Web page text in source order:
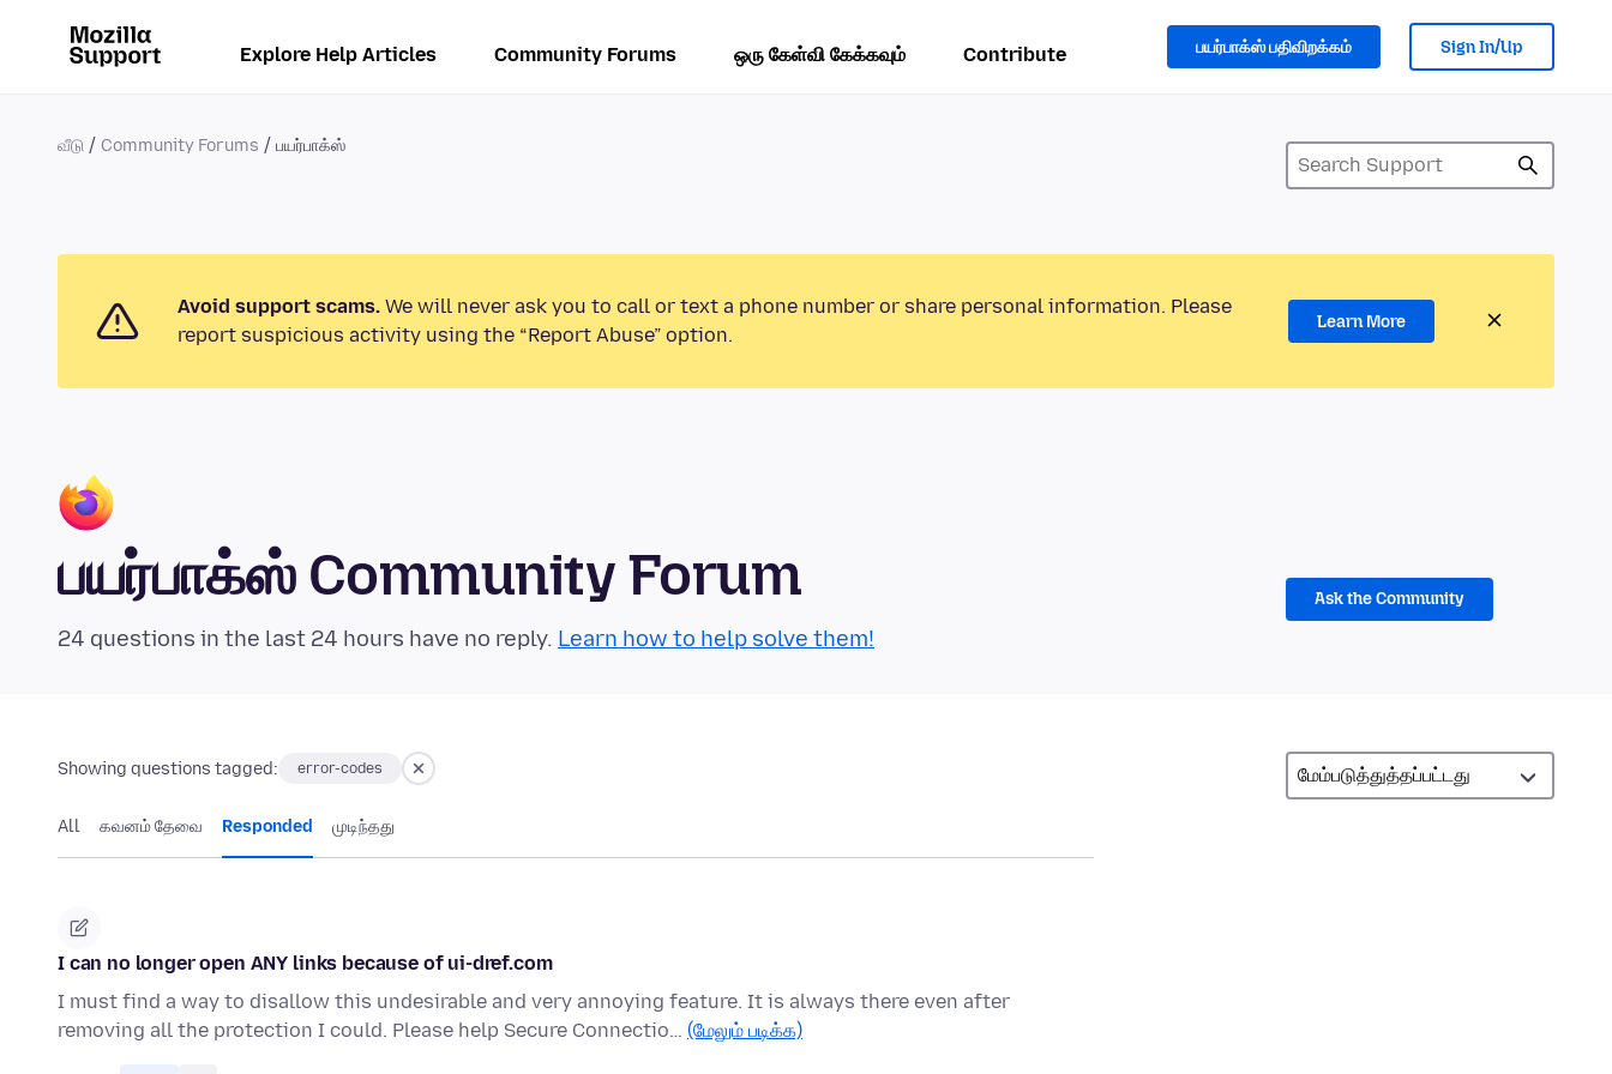
Explore Help Articles Community Forums ஒரு கேள்வி கேக்கவும் Contribute பயர்பாக்ஸ் பதிவிறக்கம் Sign In/Up
வீடு Community Forums பயர்பாக்ஸ்
Avoid support scams. We will never ask you to call or text a phone number or share personal information. Please
report suspicious activity using the “Report Abuse” option.
Learn More
பயர்பாக்ஸ் Community Forum
24 questions in the last 24 hours have no reply. Learn how to help solve them!
Ask the Community
Showing questions tagged: error-codes
All கவனம் தேவை Responded முடிந்தது
I can no longer open ANY links because of ui-dref.com
I must find a way to disallow this undesirable and very annoying feature. It is always there even after
removing all the protection I could. Please help Secure Connectio… (மேலும் படிக்க)